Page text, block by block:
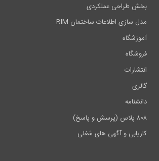
بخش طراحی عملکردی
مدل سازی اطلاعات ساختمان BIM
آموزشگاه
فروشگاه
انتشارات
گالری
دانشنامه
۸۰۸ پلاس (پرسش و پاسخ)
کاریابی و آگهی های شغلی